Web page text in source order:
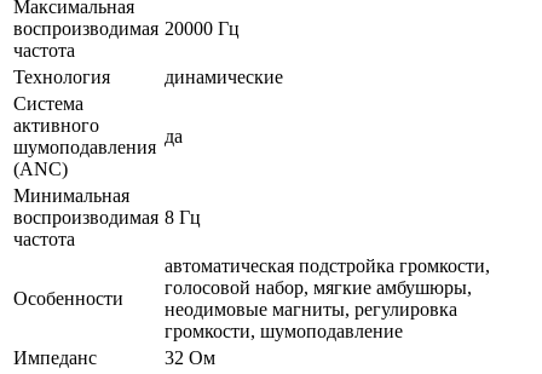
Максимальная
воспроизводимая
частота
20000 Гц
Технология
динамические
Система
активного
шумоподавления
(ANC)
да
Минимальная
воспроизводимая
частота
8 Гц
Особенности
автоматическая подстройка громкости,
голосовой набор, мягкие амбушюры,
неодимовые магниты, регулировка
громкости, шумоподавление
Импеданс
32 Ом